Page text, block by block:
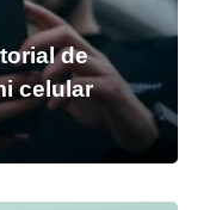
de
celular